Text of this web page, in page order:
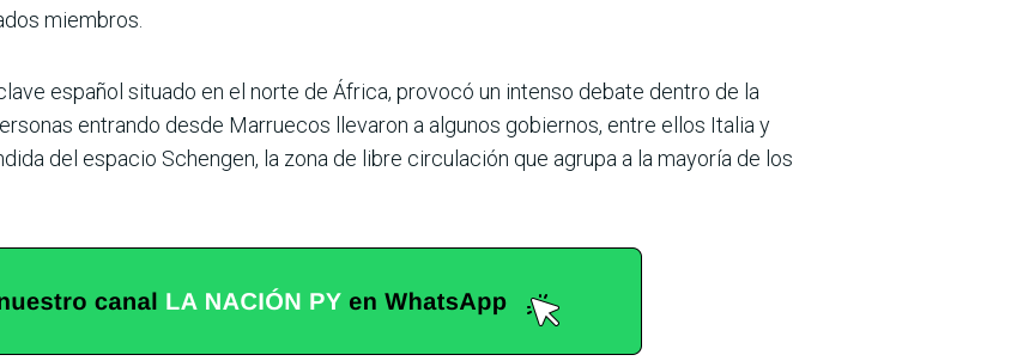
miembros.
español situado en el norte de África, provocó un intenso debate dentro de la
entrando desde Marruecos llevaron a algunos gobiernos, entre ellos Italia y
del espacio Schengen, la zona de libre circulación que agrupa a la mayoría de los